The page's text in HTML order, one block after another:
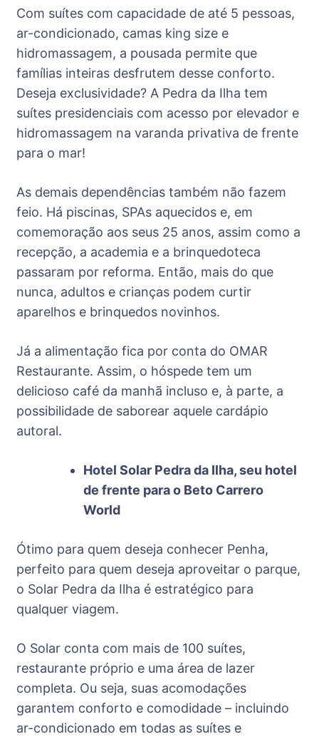
Com suítes com capacidade de até 5 pessoas,
ar-condicionado, camas king size e
hidromassagem, a pousada permite que
famílias inteiras desfrutem desse conforto.
Deseja exclusividade? A Pedra da Ilha tem
suítes presidenciais com acesso por elevador e
hidromassagem na varanda privativa de frente
para o mar!
As demais dependências também não fazem
feio. Há piscinas, SPAs aquecidos e, em
comemoração aos seus 25 anos, assim como a
recepção, a academia e a brinquedoteca
passaram por reforma. Então, mais do que
nunca, adultos e crianças podem curtir
aparelhos e brinquedos novinhos.
Já a alimentação fica por conta do OMAR
Restaurante. Assim, o hóspede tem um
delicioso café da manhã incluso e, à parte, a
possibilidade de saborear aquele cardápio
autoral.
Hotel Solar Pedra da Ilha, seu hotel
de frente para o Beto Carrero
World
Ótimo para quem deseja conhecer Penha,
perfeito para quem deseja aproveitar o parque,
o Solar Pedra da Ilha é estratégico para
qualquer viagem.
O Solar conta com mais de 100 suítes,
restaurante próprio e uma área de lazer
completa. Ou seja, suas acomodações
garantem conforto e comodidade – incluindo
ar-condicionado em todas as suítes e